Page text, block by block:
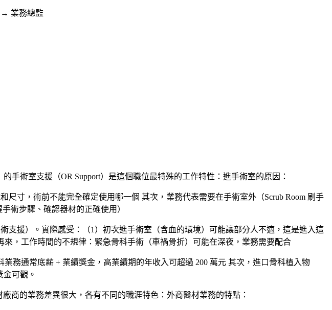
業務總監
的手術室支援（OR Support）是這個職位最特殊的工作特性：進手術室的原因：
寸，術前不能完全確定使用哪一個 其次，業務代表需要在手術室外（Scrub Room 刷手
術步驟、確認器材的正確使用）
援）。實際感受：（1）初次進手術室（含血的環境）可能讓部分人不適，這是進入這
，工作時間的不規律：緊急骨科手術（車禍骨折）可能在深夜，業務需要配合
務通常底薪 + 業績獎金，高業績期的年收入可超過 200 萬元 其次，進口骨科植入物
金可觀。
商的業務差異很大，各有不同的職涯特色：外商醫材業務的特點：